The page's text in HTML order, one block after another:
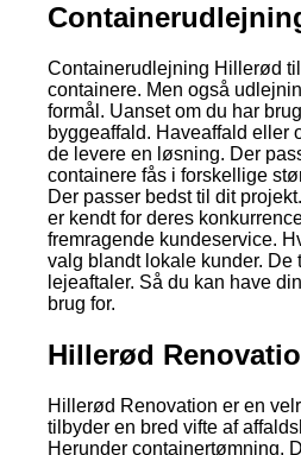
Containerudlejning Hillerød
containere. Men også
formål. Uanset om du har
byggeaffald. Haveaffald eller
de levere en løsning. Der
containere fås i forskellige
Der passer bedst til dit
er kendt for deres
fremragende kundeservice.
valg blandt lokale kunder. De
lejeaftaler. Så du kan have
brug for.
Hillerød
Hillerød Renovation er en
tilbyder en bred vifte af
Herunder containertømning.